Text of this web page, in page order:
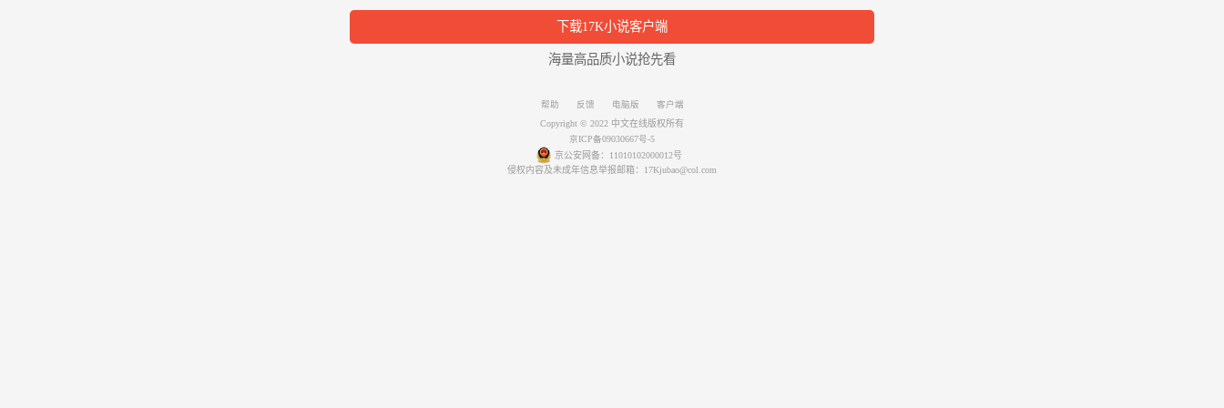
下载17K小说客户端
海量高品质小说抢先看
帮助 反馈 电脑版
客户端
Copyright © 2022 中文在线版权所有
京ICP备09030667号-5
京公安网备：11010102000012号
侵权内容及未成年信息举报邮箱：17Kjubao@col.com